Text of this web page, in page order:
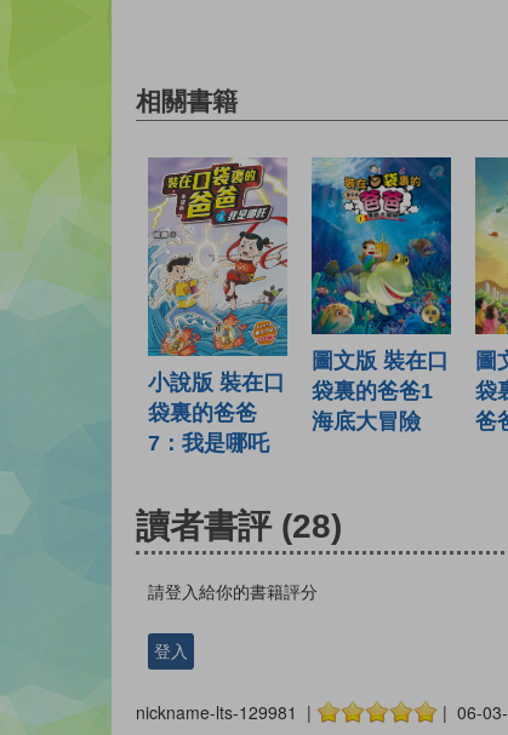
相關書籍
小說版 裝在口
袋裏的爸爸
7：我是哪吒
圖文版 裝在口
袋裏的爸爸1
海底大冒險
圖
袋
爸
讀者書評 (28)
請登入給你的書籍評分
登入
nickname-lts-129981 | | 06-03-